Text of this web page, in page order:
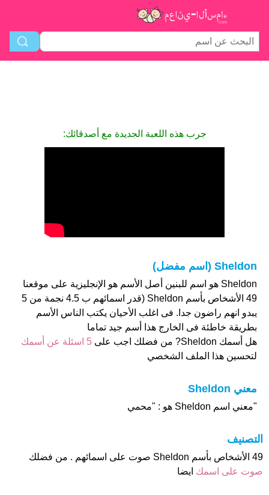
جرب هذه اللعبة الجديدة مع أصدقائك:
Sheldon (اسم مفضل)
Sheldon هو اسم للبنين أصل الأسم هو الإنجليزية على موقعنا
49 الأشخاص بأسم Sheldon (قدر اسمائهم ب 4.5 نجمة من 5
يبدو انهم راضون جدا. فى اغلب الأحيان يكتب الناس الأسم
بطريقة خاطئة فى الخارج هذا أسم جيد تماما
هل أسمك Sheldon? من فضلك اجب على
5 اسئلة عن أسمك
لتحسين هذا الملف الشخصي
معني Sheldon
"معني اسم Sheldon هو : "محمي
التصنيف
49 الأشخاص بأسم Sheldon صوت على اسمائهم . من فضلك
صوت على اسمك ايضا